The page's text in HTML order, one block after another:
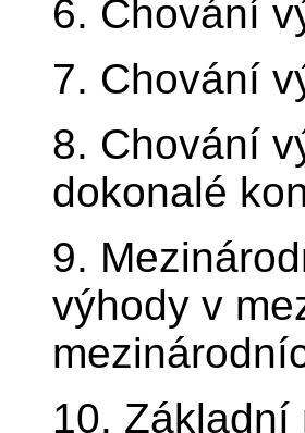
6. Chování
7. Chování
8. Chování
dokonalé
9.
výhody v
10. Základní